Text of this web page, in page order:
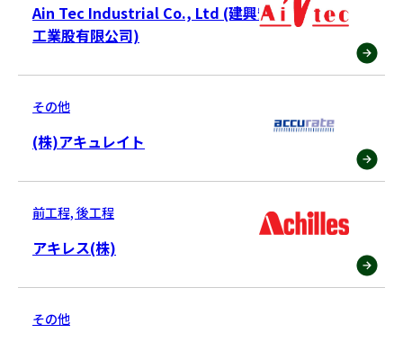
Ain Tec Industrial Co., Ltd (建興安泰
工業股有限公司)
その他
(株)アキュレイト
前工程, 後工程
アキレス(株)
その他